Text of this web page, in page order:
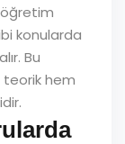
öğretim
konularda
Bu
teorik hem